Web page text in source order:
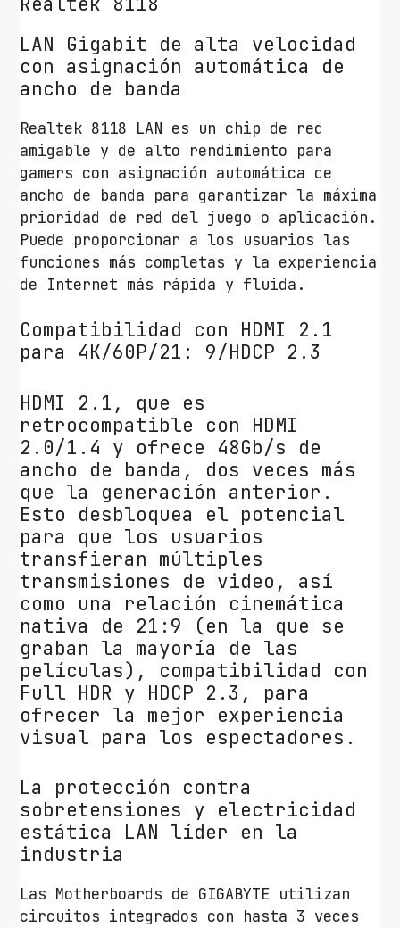
LAN Gigabit de alta velocidad
con asignación automática de
ancho de banda
Realtek 8118 LAN es un chip de red
amigable y de alto rendimiento para
gamers con asignación automática de
ancho de banda para garantizar la máxima
prioridad de red del juego o aplicación.
Puede proporcionar a los usuarios las
funciones más completas y la experiencia
de Internet más rápida y fluida.
Compatibilidad con HDMI 2.1
para 4K/60P/21: 9/HDCP 2.3
HDMI 2.1, que es
retrocompatible con HDMI
2.0/1.4 y ofrece 48Gb/s de
ancho de banda, dos veces más
que la generación anterior.
Esto desbloquea el potencial
para que los usuarios
transfieran múltiples
transmisiones de video, así
como una relación cinemática
nativa de 21:9 (en la que se
graban la mayoría de las
películas), compatibilidad con
Full HDR y HDCP 2.3, para
ofrecer la mejor experiencia
visual para los espectadores.
La protección contra
sobretensiones y electricidad
estática LAN líder en la
industria
Las Motherboards de GIGABYTE utilizan
circuitos integrados con hasta 3 veces